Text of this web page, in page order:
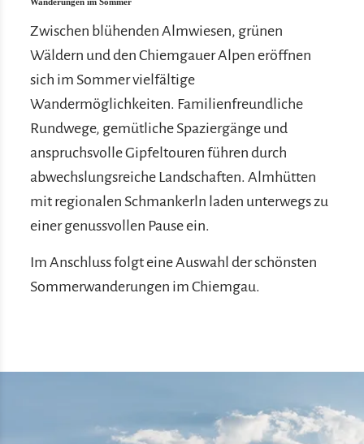
Zwischen blühenden Almwiesen, grünen
Wäldern und den Chiemgauer Alpen eröffnen
sich im Sommer vielfältige
Wandermöglichkeiten. Familienfreundliche
Rundwege, gemütliche Spaziergänge und
anspruchsvolle Gipfeltouren führen durch
abwechslungsreiche Landschaften. Almhütten
mit regionalen Schmankerln laden unterwegs zu
einer genussvollen Pause ein.
Im Anschluss folgt eine Auswahl der schönsten
Sommerwanderungen im Chiemgau.